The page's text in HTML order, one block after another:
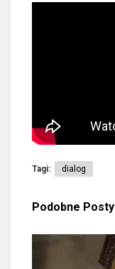
Tagi: dialog
Podobne Posty